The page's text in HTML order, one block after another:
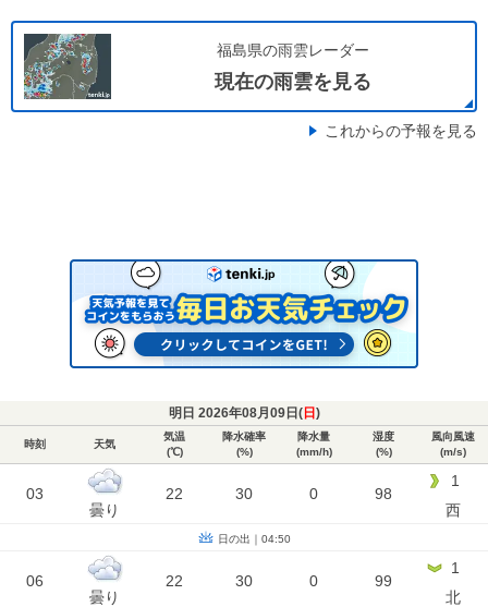
福島県の雨雲レーダー
現在の雨雲を見る
これからの予報を見る
明日 2026年08月09日(日 )
時刻 天気
気温
(℃)
降水確率
(%)
降水量
(mm/h)
湿度
(%)
風向風速
(m/s)
03
曇り
22 30 0 98
1
西
日の出｜04:50
06
曇り
22 30 0 99
1
北